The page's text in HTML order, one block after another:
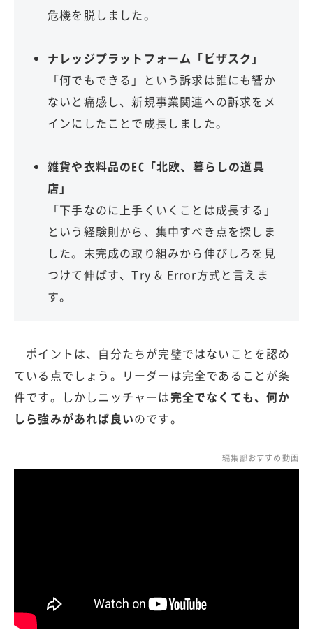
危機を脱しました。
ナレッジプラットフォーム「ビザスク」
「何でもできる」という訴求は誰にも響か
ないと痛感し、新規事業関連への訴求をメ
インにしたことで成長しました。
雑貨や衣料品のEC「北欧、暮らしの道具
店」
「下手なのに上手くいくことは成長する」
という経験則から、集中すべき点を探しま
した。未完成の取り組みから伸びしろを見
つけて伸ばす、Try & Error方式と言えま
す。
ポイントは、自分たちが完璧ではないことを認め
ている点でしょう。リーダーは完全であることが条
件です。しかしニッチャーは完全でなくても、何か
しら強みがあれば良いのです。
編集部おすすめ動画